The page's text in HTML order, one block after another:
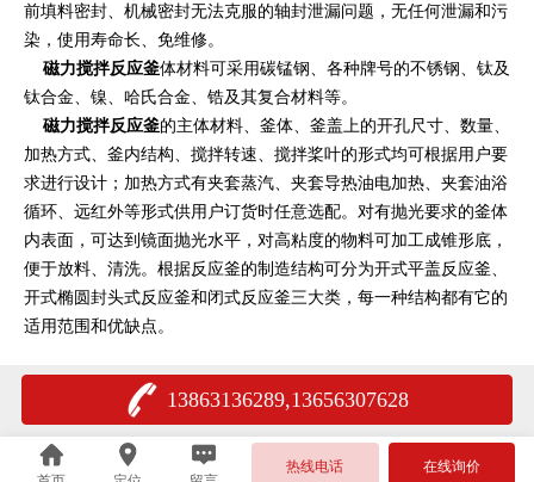
前填料密封、机械密封无法克服的轴封泄漏问题，无任何泄漏和污
染，使用寿命长、免维修。
磁力搅拌反应釜体材料可采用碳锰钢、各种牌号的不锈钢、钛及
钛合金、镍、哈氏合金、锆及其复合材料等。
磁力搅拌反应釜的主体材料、釜体、釜盖上的开孔尺寸、数量、
加热方式、釜内结构、搅拌转速、搅拌桨叶的形式均可根据用户要
求进行设计；加热方式有夹套蒸汽、夹套导热油电加热、夹套油浴
循环、远红外等形式供用户订货时任意选配。对有抛光要求的釜体
内表面，可达到镜面抛光水平，对高粘度的物料可加工成锥形底，
便于放料、清洗。根据反应釜的制造结构可分为开式平盖反应釜、
开式椭圆封头式反应釜和闭式反应釜三大类，每一种结构都有它的
适用范围和优缺点。
13863136289,13656307628
热线电话 在线询价